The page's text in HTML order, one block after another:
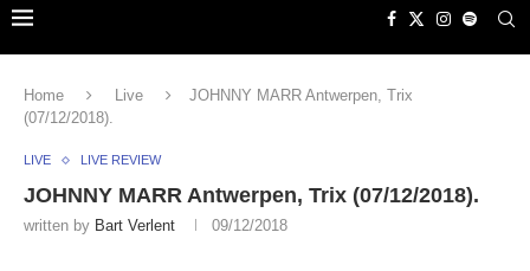
Home Live
JOHNNY MARR Antwerpen, Trix
(07/12/2018).
LIVE LIVE REVIEW
JOHNNY MARR Antwerpen, Trix (07/12/2018).
written by Bart Verlent 09/12/2018